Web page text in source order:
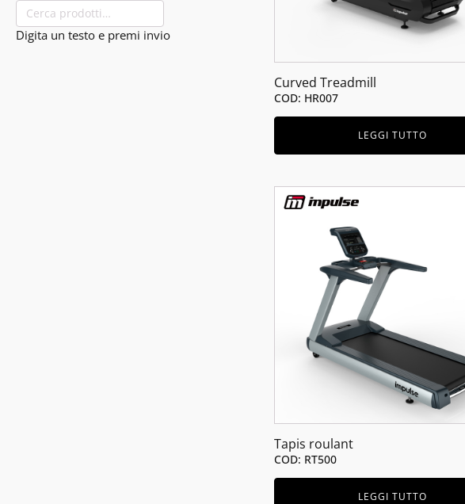
Cerca:
Digita un testo e premi invio
Curved Treadmill
COD: HR007
LEGGI TUTTO
Tapis roulant
COD: RT500
LEGGI TUTTO